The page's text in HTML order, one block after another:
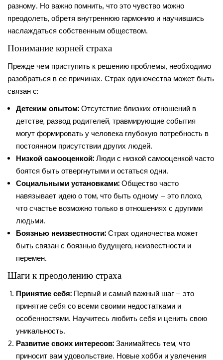
разному. Но важно помнить, что это чувство можно
преодолеть, обретя внутреннюю гармонию и научившись
наслаждаться собственным обществом.
Понимание корней страха
Прежде чем приступить к решению проблемы, необходимо
разобраться в ее причинах. Страх одиночества может быть
связан с:
Детским опытом: Отсутствие близких отношений в
детстве, развод родителей, травмирующие события
могут формировать у человека глубокую потребность в
постоянном присутствии других людей.
Низкой самооценкой: Люди с низкой самооценкой часто
боятся быть отвергнутыми и остаться одни.
Социальными установками: Общество часто
навязывает идею о том, что быть одному – это плохо,
что счастье возможно только в отношениях с другими
людьми.
Боязнью неизвестности: Страх одиночества может
быть связан с боязнью будущего, неизвестности и
перемен.
Шаги к преодолению страха
Принятие себя: Первый и самый важный шаг – это
принятие себя со всеми своими недостатками и
особенностями. Научитесь любить себя и ценить свою
уникальность.
Развитие своих интересов: Занимайтесь тем, что
приносит вам удовольствие. Новые хобби и увлечения